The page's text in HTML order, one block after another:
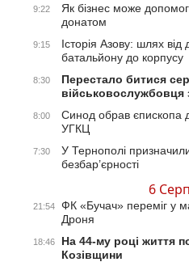
9:22
Як бізнес може
донатом
9:15
Історія Азову: шлях від
батальйону до корпусу
8:30
Перестало битися
8:00
Синод обрав єпископа
УГКЦ
7:30
У Тернополі
безбар’єрності
6
21:54
ФК «Бучач» переміг у
Дроня
18:46
На 44-му році життя
Козівщини